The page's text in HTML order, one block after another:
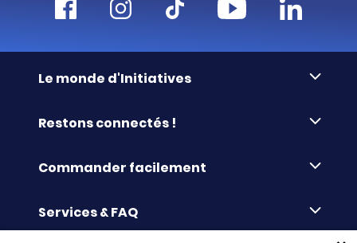
Le monde d'Initiatives
Initiatives-cœur
Enquête de satisfaction
Restons connectés !
La newsletter
Commander facilement
Services & FAQ